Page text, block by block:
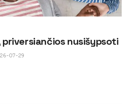
priversiančios nusišypsoti
07-29